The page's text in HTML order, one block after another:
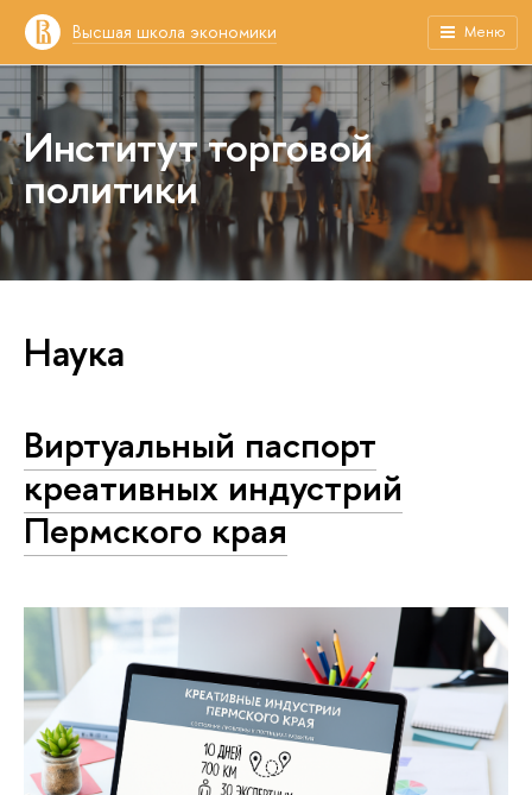
Высшая школа экономики Меню
Институт торговой
политики
Наука
Виртуальный паспорт
креативных индустрий
Пермского края